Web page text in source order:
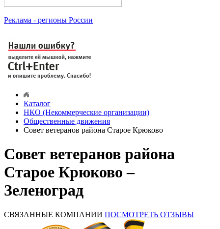
Реклама - регионы России
Каталог
НКО (Некоммерческие организации)
Общественные движения
Совет ветеранов района Старое Крюково
Совет ветеранов района
Старое Крюково –
Зеленоград
СВЯЗАННЫЕ КОМПАНИИ ПОСМОТРЕТЬ ОТЗЫВЫ